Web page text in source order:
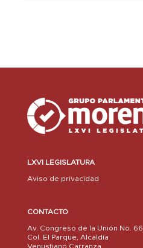
LXVI LEGISLATURA
Aviso de privacidad
CONTACTO
Av. Congreso de la Unión No. 66,
Col. El Parque, Alcaldía
Venustiano Carranza